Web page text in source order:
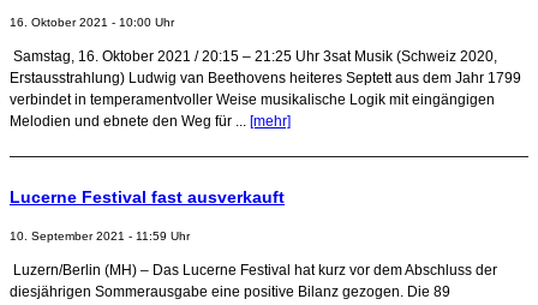
16. Oktober 2021 - 10:00 Uhr
Samstag, 16. Oktober 2021 / 20:15 – 21:25 Uhr 3sat Musik (Schweiz 2020,
Erstausstrahlung) Ludwig van Beethovens heiteres Septett aus dem Jahr 1799
verbindet in temperamentvoller Weise musikalische Logik mit eingängigen
Melodien und ebnete den Weg für ... [mehr]
Lucerne Festival fast ausverkauft
10. September 2021 - 11:59 Uhr
Luzern/Berlin (MH) – Das Lucerne Festival hat kurz vor dem Abschluss der
diesjährigen Sommerausgabe eine positive Bilanz gezogen. Die 89